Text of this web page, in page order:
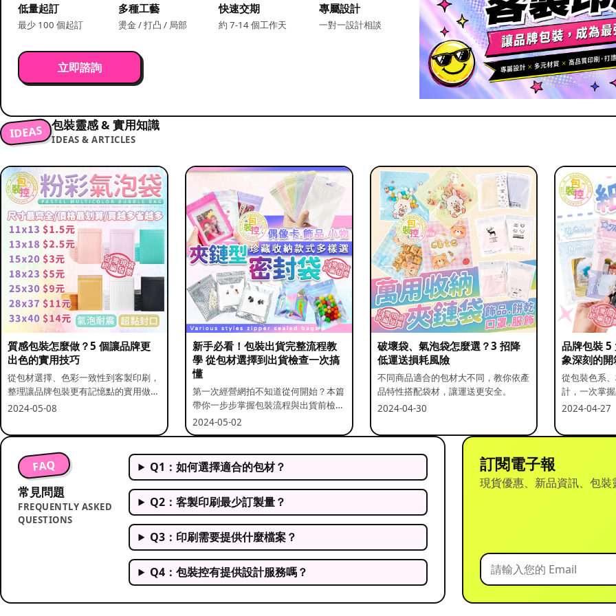
低量起訂
最少 100 個起訂
多種工藝
燙金 / 打凸 / 局部
快速交期
約 7-14 個工作天
專屬設計
一對一設計相談
立即諮詢
IDEAS 包裝靈感 & 實用知識
IDEAS & ARTICLES
質感包裝怎麼做？5 個讓品牌更
出色的實用技巧
從包材選擇、色彩一致性到客製印刷，
整理讓品牌包裝更有記憶點的實用做
法。
2024-05-08
新手必看！包裝出貨完整流程教
學 從包材選擇到出貨檢查一次搞
懂
第一次經營網拍不知道從何開始？本篇
帶你一步步掌握包裝流程與出貨前檢查
重點。
2024-05-02
破壞袋、氣泡袋怎麼選？3 招降
低運送損耗風險
不同商品適合的包材大不同，教你依產
品特性搭配袋材，讓運送更安全。
2024-04-30
品牌包裝 5
象深刻的
從包裝色系
計，一次掌
2024-04-27
FAQ
常見問題
FREQUENTLY ASKED
QUESTIONS
Q1：如何選擇適合的包材？
Q2：客製印刷最少訂製量？
Q3：印刷需要提供什麼檔案？
Q4：包裝控有提供設計服務嗎？
訂閱電子報
現貨優惠、新品資訊、包裝